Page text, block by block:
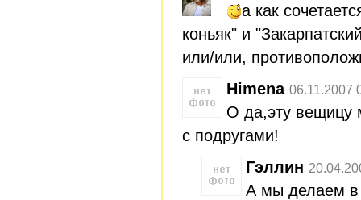
а как
коньяк" и
или/или,
Himena 06.11.2007
О да,эту вещицу
с подругами!
Гэллин
А мы делаем в